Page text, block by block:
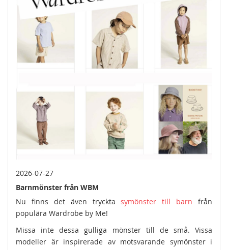
2026-07-27
Barnmönster från WBM
Nu finns det även trycktasymönster till barn från
populära Wardrobe by Me!
Missa inte dessa gulliga mönster till de små. Vissa
modeller är inspirerade av motsvarande symönster i